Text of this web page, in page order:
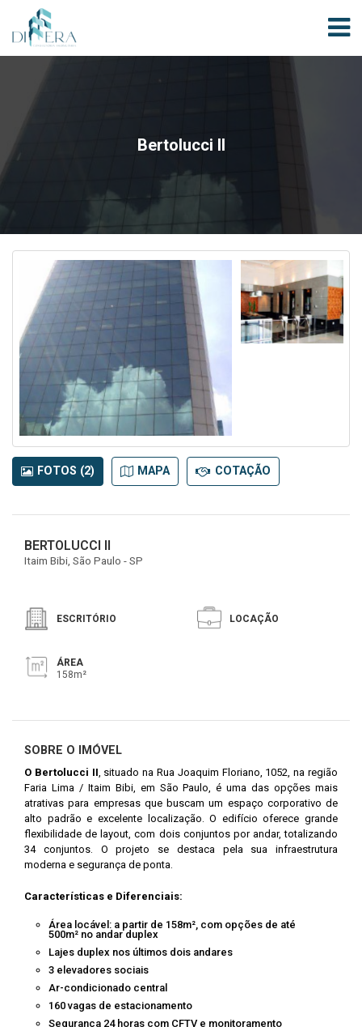
Bertolucci II
FOTOS (2) MAPA COTAÇÃO
BERTOLUCCI II
Itaim Bibi, São Paulo - SP
ESCRITÓRIO LOCAÇÃO
ÁREA
158m²
SOBRE O IMÓVEL
O Bertolucci II, situado na Rua Joaquim Floriano, 1052, na região
Faria Lima / Itaim Bibi, em São Paulo, é uma das opções mais
atrativas para empresas que buscam um espaço corporativo de
alto padrão e excelente localização. O edifício oferece grande
flexibilidade de layout, com dois conjuntos por andar, totalizando
34 conjuntos. O projeto se destaca pela sua infraestrutura
moderna e segurança de ponta.
Características e Diferenciais:
Área locável: a partir de 158m², com opções de até
500m² no andar duplex
Lajes duplex nos últimos dois andares
3 elevadores sociais
Ar-condicionado central
160 vagas de estacionamento
Segurança 24 horas com CFTV e monitoramento